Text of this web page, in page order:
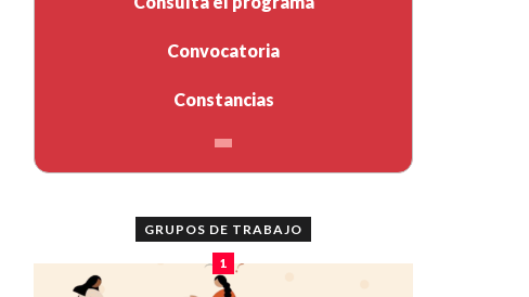
Convocatoria
Constancias
GRUPOS DE TRABAJO
1